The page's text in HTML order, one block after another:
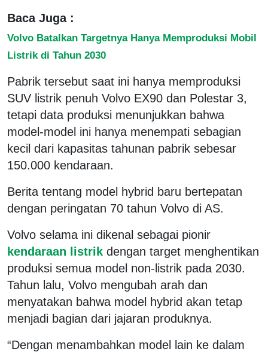
Baca Juga :
Volvo Batalkan Targetnya Hanya Memproduksi Mobil
Listrik di Tahun 2030
Pabrik tersebut saat ini hanya memproduksi
SUV listrik penuh Volvo EX90 dan Polestar 3,
tetapi data produksi menunjukkan bahwa
model-model ini hanya menempati sebagian
kecil dari kapasitas tahunan pabrik sebesar
150.000 kendaraan.
Berita tentang model hybrid baru bertepatan
dengan peringatan 70 tahun Volvo di AS.
Volvo selama ini dikenal sebagai pionir
kendaraan listrik dengan target menghentikan
produksi semua model non-listrik pada 2030.
Tahun lalu, Volvo mengubah arah dan
menyatakan bahwa model hybrid akan tetap
menjadi bagian dari jajaran produknya.
“Dengan menambahkan model lain ke dalam